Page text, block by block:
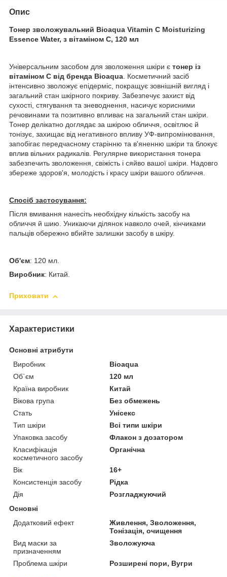
Опис
Тонер зволожувальний Bioaqua Vitamin C Moisturizing
Essence Water, з вітаміном С, 120 мл
Універсальним засобом для зволоження шкіри є тонер із
вітаміном C від бренда Bioaqua. Косметичний засіб
інтенсивно зволожує епідерміс, покращує зовнішній вигляд і
загальний стан шкірного покриву. Забезпечує захист від
сухості, стягування та зневоднення, насичує корисними
речовинами та позитивно впливає на загальний стан шкіри.
Тонер делікатно доглядає за шкірою обличчя, освітлює й
тонізує, захищає від негативного впливу УФ-випромінювання,
запобігає передчасному старінню та в'яненню шкіри та блокує
вплив вільних радикалів. Регулярне використання тонера
забезпечить зволоження, свіжість і сяйво вашої шкіри. Надовго
збереже здоров'я, молодість і красу шкіри вашого обличчя.
Спосіб застосування:
Після вмивання нанесіть необхідну кількість засобу на
обличчя й шию. Уникаючи ділянок навколо очей, кінчиками
пальців обережно вбийте залишки засобу в шкіру.
Об'єм: 120 мл.
Виробник: Китай.
Приховати
Характеристики
Основні атрибути
Виробник
Bioaqua
Об`єм
120 мл
Країна виробник
Китай
Вікова група
Без обмежень
Стать
Унісекс
Тип шкіри
Всі типи шкіри
Упаковка засобу
Флакон з дозатором
Класифікація
косметичного засобу
Органічна
Вік
16+
Консистенція засобу
Рідка
Дія
Розгладжуючий
Основні
Додатковий ефект
Живлення, Зволоження,
Тонізація, очищення
Вид маски за
призначенням
Зволожуюча
Проблема шкіри Розширені пори, Вугри